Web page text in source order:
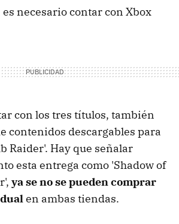
necesario contar con Xbox
con los tres títulos, también
contenidos descargables para
Raider'. Hay que señalar
esta entrega como 'Shadow of
ya se no se pueden comprar
en ambas tiendas.